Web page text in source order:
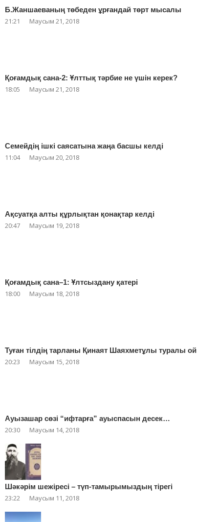
Б.Жаншаеваның төбеден ұрғандай төрт мысалы
21:21 Маусым 21, 2018
Қоғамдық сана-2: Ұлттық тәрбие не үшін керек?
18:05 Маусым 21, 2018
Семейдің ішкі саясатына жаңа басшы келді
11:04 Маусым 20, 2018
Ақсуатқа алты құрлықтан қонақтар келді
20:47 Маусым 19, 2018
Қоғамдық сана–1: Ұлтсыздану қатері
18:00 Маусым 18, 2018
Туған тілдің тарланы Қинаят Шаяхметұлы туралы ой
20:23 Маусым 15, 2018
Ауызашар сөзі “ифтарға” ауыспасын десек…
20:30 Маусым 14, 2018
Шәкәрім шежіресі – түп-тамырымыздың тірегі
23:22 Маусым 11, 2018